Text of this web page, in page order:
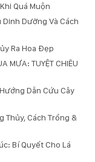
Quá Muộn
Dinh Dưỡng Và Cách
Ra Hoa Đẹp
MƯA: TUYỆT CHIÊU
Dẫn Cứu Cây
Thủy, Cách Trồng &
Bí Quyết Cho Lá